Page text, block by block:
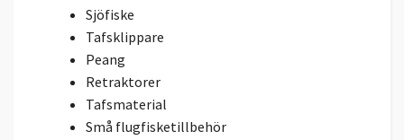
Sjöfiske
Tafsklippare
Peang
Retraktorer
Tafsmaterial
Små flugfisketillbehör